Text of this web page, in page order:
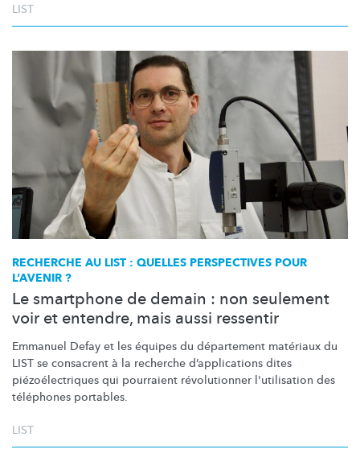
LIST
RECHERCHE AU LIST : QUELLES PERSPECTIVES POUR
L’AVENIR ?
Le smartphone de demain : non seulement
voir et entendre, mais aussi ressentir
Emmanuel Defay et les équipes du département matériaux du
LIST se consacrent à la recherche d’applications dites
piézoélectriques qui pourraient révolutionner l'utilisation des
téléphones portables.
LIST